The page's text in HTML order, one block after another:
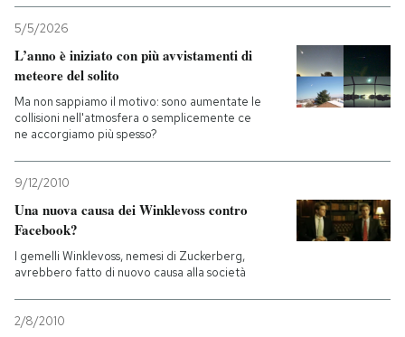
5/5/2026
L’anno è iniziato con più avvistamenti di
meteore del solito
Ma non sappiamo il motivo: sono aumentate le
collisioni nell'atmosfera o semplicemente ce
ne accorgiamo più spesso?
9/12/2010
Una nuova causa dei Winklevoss contro
Facebook?
I gemelli Winklevoss, nemesi di Zuckerberg,
avrebbero fatto di nuovo causa alla società
2/8/2010